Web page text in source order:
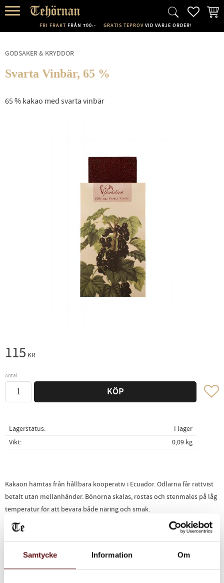
Samtycke Information Om
FRI FRAKT FRÅN 700:- GRATIS TEPROV VID VARJE ORDER!
GODSAKER & KRYDDOR
Svarta Vinbär, 65 %
65 % kakao med svarta vinbär
115 KR
Antal
KÖP Lägg
Lagerstatus
I lager
Vikt
0,09 kg
Kakaon hämtas från hållbara kooperativ i Ecuador. Odlarna får rättvist
betalt utan mellanhänder. Bönorna skalas, rostas och stenmales på låg
temperatur för att bevara både näring och smak.
Miljövänlig förpackning där motiven är avmålade fotografier av
kakaoplantagen.
Ingredienser:Stenmalda kakaobönor, råsocker, kakaosmör, Svarta
vinbär från Västerbotten.